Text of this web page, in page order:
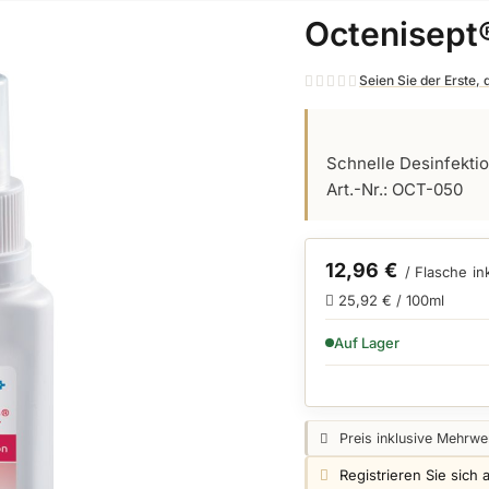
Seien Sie der Erste,
Schnelle
Art.-Nr.: OCT-050
12,96 € / Flasche
25,92 € / 100ml
VERFÜGBARKEIT:
Auf Lager
Preisangabe:
Preis inklusive
Login info:
Registrieren Sie sich